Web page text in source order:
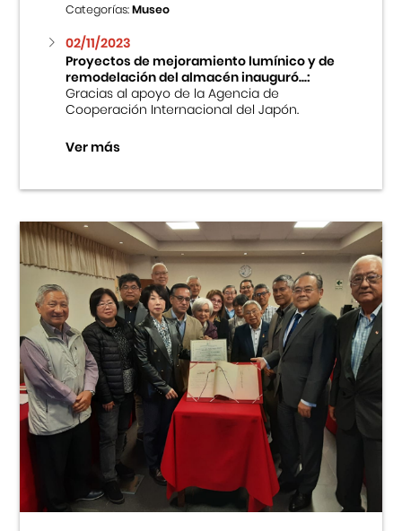
Categorías:Museo
02/11/2023
Proyectos de mejoramiento lumínico y de
remodelación del almacén inauguró...:
Gracias al apoyo de la Agencia de
Cooperación Internacional del Japón.
Ver más